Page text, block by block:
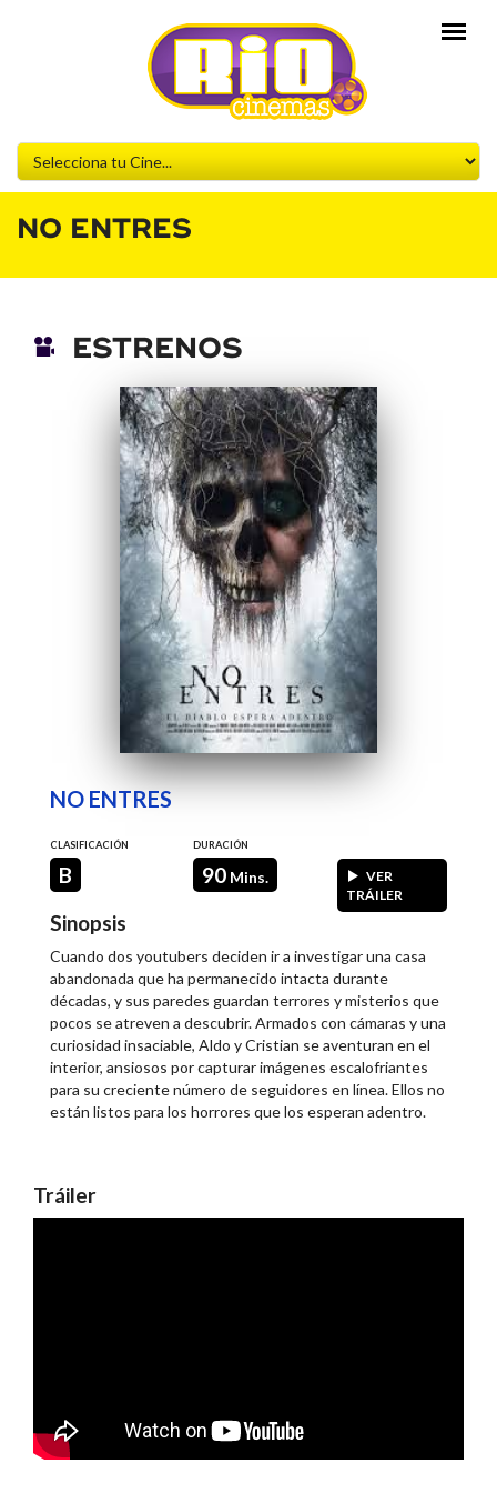
NO ENTRES
ESTRENOS
NO ENTRES
CLASIFICACIÓN
B
DURACIÓN
90 Mins.
VER
TRÁILER
Sinopsis
Cuando dos youtubers deciden ir a investigar una casa
abandonada que ha permanecido intacta durante
décadas, y sus paredes guardan terrores y misterios que
pocos se atreven a descubrir. Armados con cámaras y una
curiosidad insaciable, Aldo y Cristian se aventuran en el
interior, ansiosos por capturar imágenes escalofriantes
para su creciente número de seguidores en línea. Ellos no
están listos para los horrores que los esperan adentro.
Tráiler